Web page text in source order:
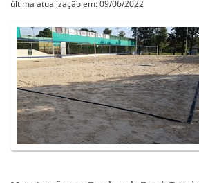
última atualização em: 09/06/2022